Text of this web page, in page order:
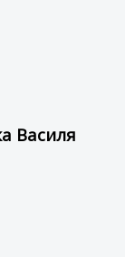
Василя